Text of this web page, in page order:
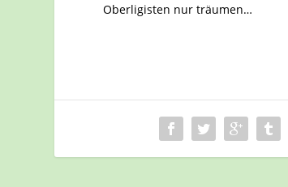
Oberligisten nur träumen…